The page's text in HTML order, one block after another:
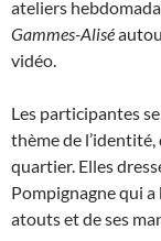
ateliers
Gammes-Alisé
vidéo.
Les participantes
thème de
quartier. Elles
Pompignagne qui a
atouts et de ses